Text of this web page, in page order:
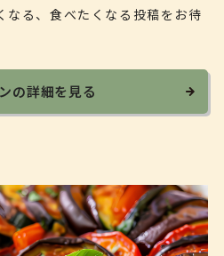
なる、食べたくなる投稿をお待
の詳細を見る